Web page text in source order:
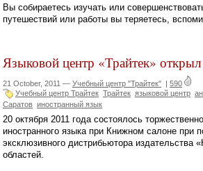
Вы собираетесь изучать или
путешествий или работы вы теряетесь,
Языковой центр «Трайтек»
21 October, 2011 — Учебный центр "Трайтек" | 590
Учебный центр Трайтек Трайтек языковой центр
Саратов иностранный язык
20 октября 2011 года состоялось
иностранного языка при Книжном салоне при
эксклюзивного дистрибьютора издательства
областей.